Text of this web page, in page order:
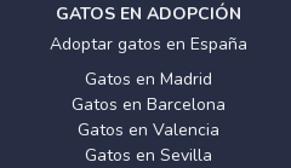
GATOS EN ADOPCIÓN
Adoptar gatos en España
Gatos en Madrid
Gatos en Barcelona
Gatos en Valencia
Gatos en Sevilla